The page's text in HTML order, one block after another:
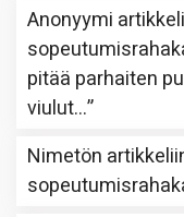
Anonyymi
pitää parhaiten
viulut…”
Nimetön